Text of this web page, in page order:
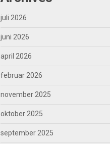
juli 2026
juni 2026
april 2026
februar 2026
november 2025
oktober 2025
september 2025